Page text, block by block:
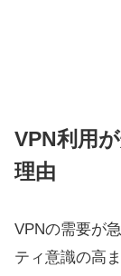
VPN利用
理由
VPNの需要が
ティ意識の高